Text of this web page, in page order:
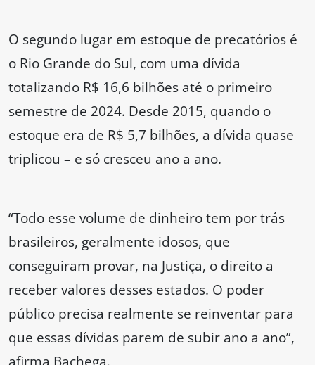
O segundo lugar em estoque de precatórios é
o Rio Grande do Sul, com uma dívida
totalizando R$ 16,6 bilhões até o primeiro
semestre de 2024. Desde 2015, quando o
estoque era de R$ 5,7 bilhões, a dívida quase
triplicou – e só cresceu ano a ano.
“Todo esse volume de dinheiro tem por trás
brasileiros, geralmente idosos, que
conseguiram provar, na Justiça, o direito a
receber valores desses estados. O poder
público precisa realmente se reinventar para
que essas dívidas parem de subir ano a ano”,